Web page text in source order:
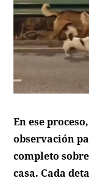
En ese
observación
completo
casa. Cada